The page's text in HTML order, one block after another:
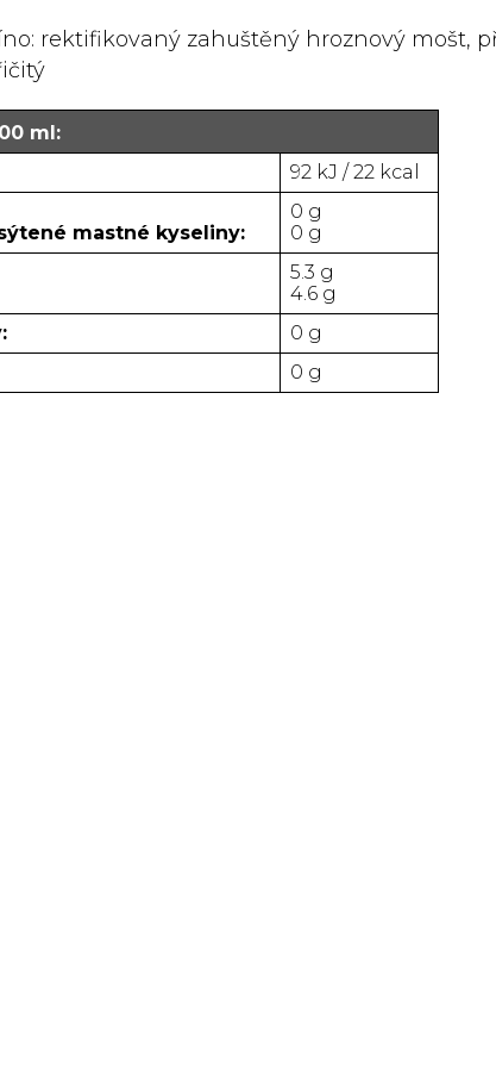
rektifikovaný zahuštěný hroznový mošt,
ml:
92 kJ / 22 kcal
0 g
mastné kyseliny:
0 g
5.3 g
4.6 g
0 g
0 g